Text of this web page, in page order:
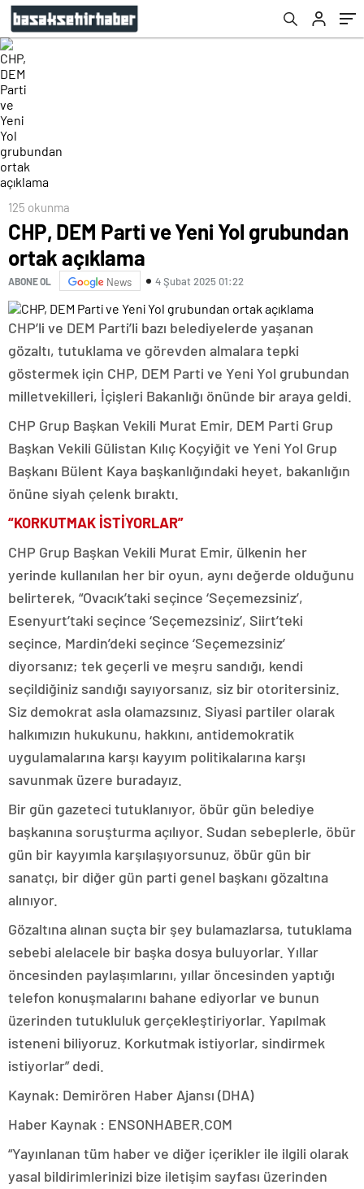
125 okunma
CHP, DEM Parti ve Yeni Yol grubundan
ortak açıklama
ABONE OL News 4 Şubat 2025 01:22
CHP’li ve DEM Parti’li bazı belediyelerde yaşanan
gözaltı, tutuklama ve görevden almalara tepki
göstermek için CHP, DEM Parti ve Yeni Yol grubundan
milletvekilleri, İçişleri Bakanlığı önünde bir araya geldi.
CHP Grup Başkan Vekili Murat Emir, DEM Parti Grup
Başkan Vekili Gülistan Kılıç Koçyiğit ve Yeni Yol Grup
Başkanı Bülent Kaya başkanlığındaki heyet, bakanlığın
önüne siyah çelenk bıraktı.
“KORKUTMAK İSTİYORLAR”
CHP Grup Başkan Vekili Murat Emir, ülkenin her
yerinde kullanılan her bir oyun, aynı değerde olduğunu
belirterek, “Ovacık’taki seçince ‘Seçemezsiniz’,
Esenyurt’taki seçince ‘Seçemezsiniz’, Siirt’teki
seçince, Mardin’deki seçince ‘Seçemezsiniz’
diyorsanız; tek geçerli ve meşru sandığı, kendi
seçildiğiniz sandığı sayıyorsanız, siz bir otoritersiniz.
Siz demokrat asla olamazsınız. Siyasi partiler olarak
halkımızın hukukunu, hakkını, antidemokratik
uygulamalarına karşı kayyım politikalarına karşı
savunmak üzere buradayız.
Bir gün gazeteci tutuklanıyor, öbür gün belediye
başkanına soruşturma açılıyor. Sudan sebeplerle, öbür
gün bir kayyımla karşılaşıyorsunuz, öbür gün bir
sanatçı, bir diğer gün parti genel başkanı gözaltına
alınıyor.
Gözaltına alınan suçta bir şey bulamazlarsa, tutuklama
sebebi alelacele bir başka dosya buluyorlar. Yıllar
öncesinden paylaşımlarını, yıllar öncesinden yaptığı
telefon konuşmalarını bahane ediyorlar ve bunun
üzerinden tutukluluk gerçekleştiriyorlar. Yapılmak
isteneni biliyoruz. Korkutmak istiyorlar, sindirmek
istiyorlar” dedi.
Kaynak: Demirören Haber Ajansı (DHA)
Haber Kaynak : ENSONHABER.COM
“Yayınlanan tüm haber ve diğer içerikler ile ilgili olarak
yasal bildirimlerinizi bize iletişim sayfası üzerinden